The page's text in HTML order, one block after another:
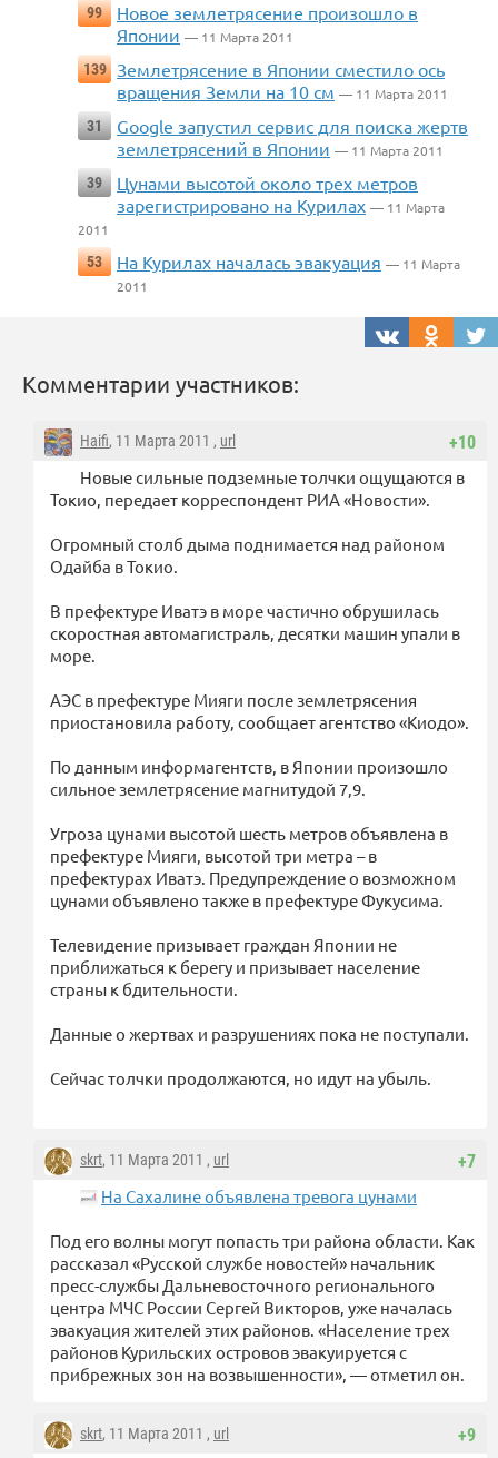
99
Новое землетрясение произошло в
Японии — 11 Марта 2011
139 Землетрясение в Японии сместило ось
вращения Земли на 10 см — 11 Марта 2011
31
Google запустил сервис для поиска жертв
землетрясений в Японии — 11 Марта 2011
39
Цунами высотой около трех метров
зарегистрировано на Курилах — 11 Марта
2011
53
На Курилах началась эвакуация — 11 Марта
2011
Комментарии участников:
+10
Haifi, 11 Марта 2011 , url
Новые сильные подземные толчки ощущаются в
Токио, передает корреспондент РИА «Новости».
Огромный столб дыма поднимается над районом
Одайба в Токио.
В префектуре Иватэ в море частично обрушилась
скоростная автомагистраль, десятки машин упали в
море.
АЭС в префектуре Мияги после землетрясения
приостановила работу, сообщает агентство «Киодо».
По данным информагентств, в Японии произошло
сильное землетрясение магнитудой 7,9.
Угроза цунами высотой шесть метров объявлена в
префектуре Мияги, высотой три метра – в
префектурах Иватэ. Предупреждение о возможном
цунами объявлено также в префектуре Фукусима.
Телевидение призывает граждан Японии не
приближаться к берегу и призывает население
страны к бдительности.
Данные о жертвах и разрушениях пока не поступали.
Сейчас толчки продолжаются, но идут на убыль.
+7
skrt, 11 Марта 2011 , url
На Сахалине объявлена тревога цунами
Под его волны могут попасть три района области. Как
рассказал «Русской службе новостей» начальник
пресс-службы Дальневосточного регионального
центра МЧС России Сергей Викторов, уже началась
эвакуация жителей этих районов. «Население трех
районов Курильских островов эвакуируется с
прибрежных зон на возвышенности», — отметил он.
+9
skrt, 11 Марта 2011 , url